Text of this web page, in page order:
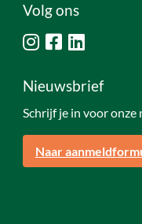
Volg ons
Nieuwsbrief
Schrijf je in voor
Naar